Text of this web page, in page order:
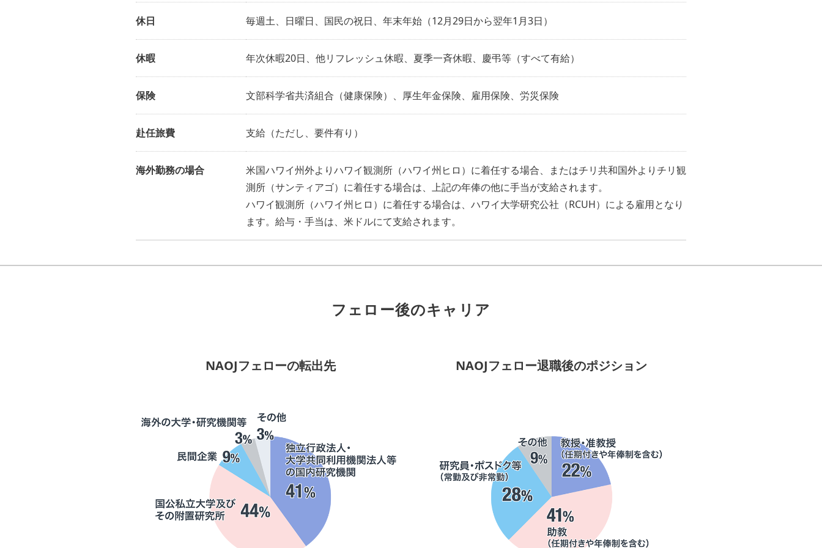
休日 毎週土、日曜日、国民の祝日、年末年始（12月29日から翌年1月3日）
休暇 年次休暇20日、他リフレッシュ休暇、夏季一斉休暇、慶弔等（すべて有給）
保険 文部科学省共済組合（健康保険）、厚生年金保険、雇用保険、労災保険
赴任旅費 支給（ただし、要件有り）
海外勤務の場合
米国ハワイ州外よりハワイ観測所（ハワイ州ヒロ）に着任する場合、またはチリ共和国外よりチリ観
測所（サンティアゴ）に着任する場合は、上記の年俸の他に手当が支給されます。
ハワイ観測所（ハワイ州ヒロ）に着任する場合は、ハワイ大学研究公社（RCUH）による雇用となり
ます。給与・手当は、米ドルにて支給されます。
フェロー後のキャリア
NAOJフェローの転出先 NAOJフェロー退職後のポジション